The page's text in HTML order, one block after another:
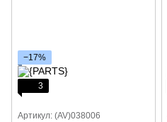
−17%
3
Артикул: (AV)038006